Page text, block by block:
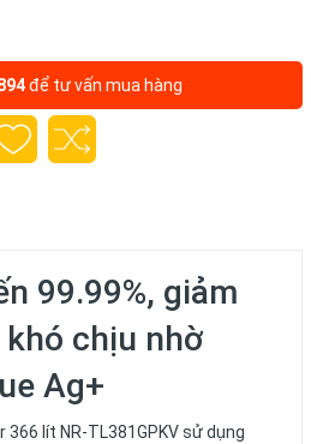
để tư vấn mua hàng
99.99%, giảm
chịu nhờ
Ag+
lít NR-TL381GPKV sử dụng